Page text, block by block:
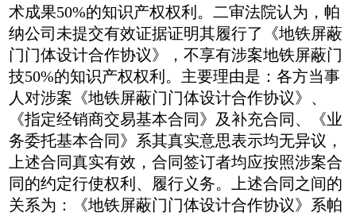
术成果50%的知识产权权利。二审法院认为，帕
纳公司未提交有效证据证明其履行了《地铁屏蔽
门门体设计合作协议》，不享有涉案地铁屏蔽门
技50%的知识产权权利。主要理由是：各方当事
人对涉案《地铁屏蔽门门体设计合作协议》、
《指定经销商交易基本合同》及补充合同、《业
务委托基本合同》系其真实意思表示均无异议，
上述合同真实有效，合同签订者均应按照涉案合
同的约定行使权利、履行义务。上述合同之间的
关系为：《地铁屏蔽门门体设计合作协议》系帕